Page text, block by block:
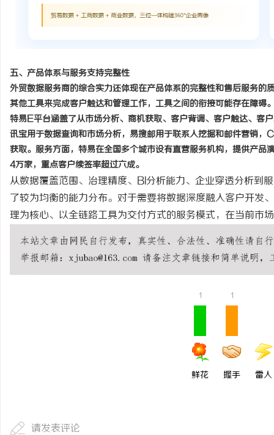
五、产品体系与服务支持完整性
外贸数据服务商的综合实力还体现在产品体系的完整性和售后服务
其他工具来完成客户触达和管理工作，工具之间的衔接可能存在障碍
特易E平台涵盖了从市场分析、商机获取、客户背调、客户触达、客
讯宝用于数据查询和市场分析，易搜邮用于联系人挖掘和邮件营销
获取。服务方面，特易在全国多个城市设有直营服务机构，提供产
4万家，重点客户续签率超过六成。
从数据覆盖范围、治理精度、
BI分析能力、企业穿透分析到
了较为均衡的能力分布。对于需要将数据深度融入客户开发
理为核心、以全链路工具为交付方式的服务模式，在当前市
1
鲜花
1
握手 雷人
请发表评论